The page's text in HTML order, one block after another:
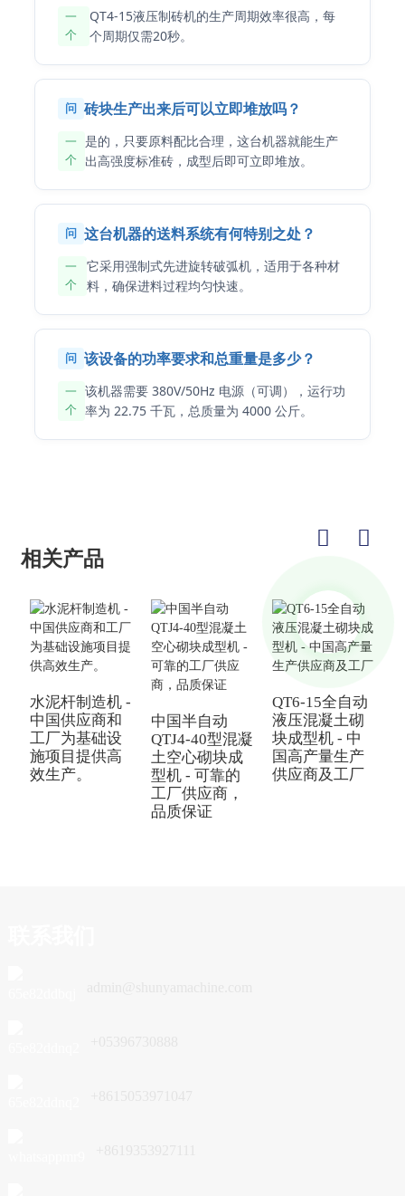
一
个
QT4-15液压制砖机的生产周期效率很高，每
个周期仅需20秒。
问 砖块生产出来后可以立即堆放吗？
一
个
是的，只要原料配比合理，这台机器就能生产
出高强度标准砖，成型后即可立即堆放。
问 这台机器的送料系统有何特别之处？
一
个
它采用强制式先进旋转破弧机，适用于各种材
料，确保进料过程均匀快速。
问 该设备的功率要求和总重量是多少？
一
个
该机器需要 380V/50Hz 电源（可调），运行功
率为 22.75 千瓦，总质量为 4000 公斤。
相关产品
水泥杆制造机 -
中国供应商和
工厂为基础设
施项目提供高
效生产。
中国半自动
QTJ4-40型混凝
土空心砌块成
型机 - 可靠的
工厂供应商，
品质保证
QT6-15全自动
液压混凝土砌
块成型机 - 中
国高产量生产
供应商及工厂